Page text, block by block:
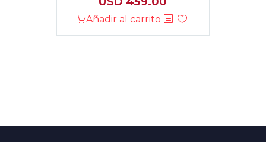
Añadir al carrito